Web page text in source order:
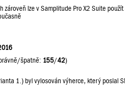
zároveň lze v Samplitude Pro X2 Suite
špatně: 155/42)
1.) byl vylosován výherce, který poslal